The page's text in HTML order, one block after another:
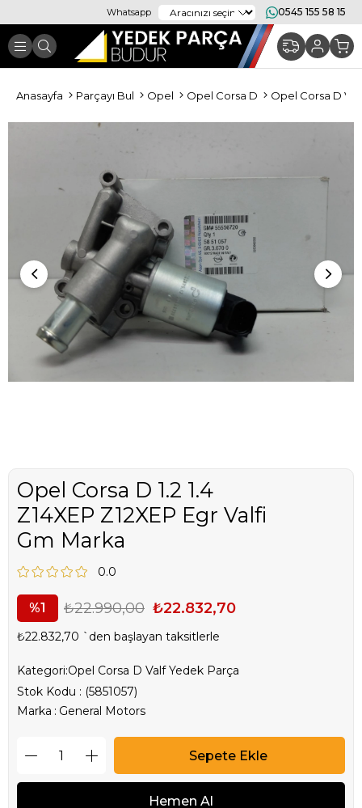
Whatsapp 0545 155 58 15
Anasayfa Parçayı Bul Opel Opel Corsa D Opel Corsa D
Opel Corsa D 1.2 1.4
Z14XEP Z12XEP Egr Valfi
Gm Marka
0.0
1 ₺22.990,00 ₺22.832,70
₺22.832,70 `den başlayan taksitlerle
Kategori:Opel Corsa D Valf Yedek Parça
Stok Kodu
(5851057)
Marka : General Motors